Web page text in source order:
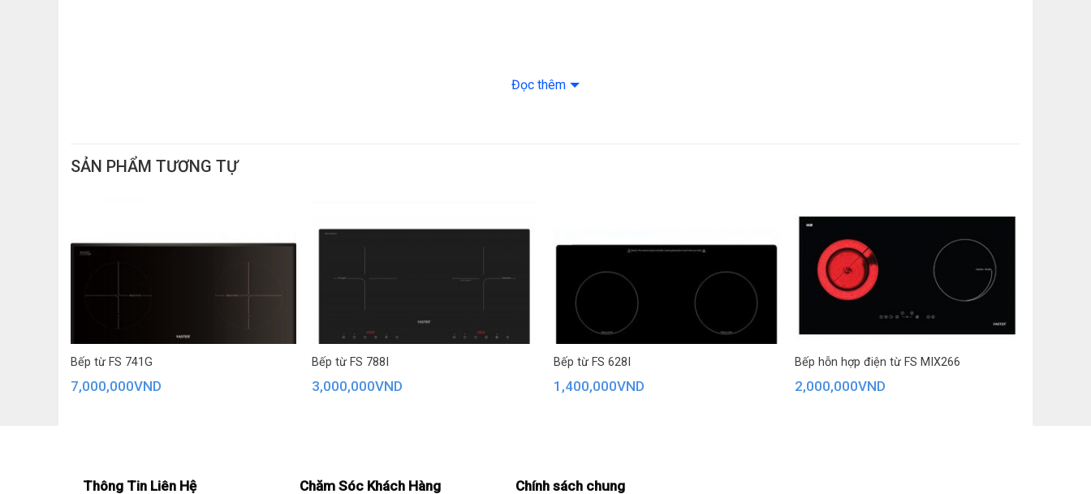
Đọc thêm
SẢN PHẨM TƯƠNG TỰ
Bếp từ FS 741G
7,000,000VND
Bếp từ FS 788I
3,000,000VND
Bếp từ FS 628I
1,400,000VND
Bếp hỗn hợp điện từ FS MIX266
2,000,000VND
Thông Tin Liên Hệ Chăm Sóc Khách Hàng Chính sách chung